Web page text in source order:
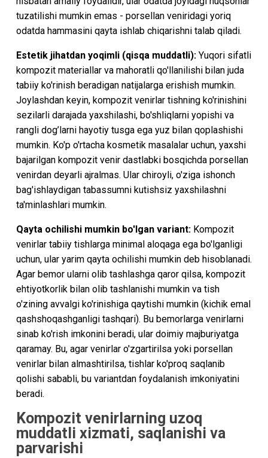
tuzatilishi mumkin emas - porsellan veniridagi yoriq
odatda hammasini qayta ishlab chiqarishni talab qiladi.
Estetik jihatdan yoqimli (qisqa muddatli):Yuqori sifatli
kompozit materiallar va mahoratli qo'llanilishi bilan juda
tabiiy ko'rinish beradigan natijalarga erishish mumkin.
Joylashdan keyin, kompozit venirlar tishning ko'rinishini
sezilarli darajada yaxshilashi, bo'shliqlarni yopishi va
rangli dog’larni hayotiy tusga ega yuz bilan qoplashishi
mumkin. Ko'p o'rtacha kosmetik masalalar uchun, yaxshi
bajarilgan kompozit venir dastlabki bosqichda porsellan
venirdan deyarli ajralmas. Ular chiroyli, o'ziga ishonch
bag'ishlaydigan tabassumni kutishsiz yaxshilashni
ta'minlashlari mumkin.
Qayta ochilishi mumkin bo'lgan variant:Kompozit
venirlar tabiiy tishlarga minimal aloqaga ega bo'lganligi
uchun, ular yarim qayta ochilishi mumkin deb hisoblanadi.
Agar bemor ularni olib tashlashga qaror qilsa, kompozit
ehtiyotkorlik bilan olib tashlanishi mumkin va tish
o'zining avvalgi ko'rinishiga qaytishi mumkin (kichik emal
qashshoqashganligi tashqari). Bu bemorlarga venirlarni
sinab ko'rish imkonini beradi, ular doimiy majburiyatga
qaramay. Bu, agar venirlar o'zgartirilsa yoki porsellan
venirlar bilan almashtirilsa, tishlar ko'proq saqlanib
qolishi sababli, bu variantdan foydalanish imkoniyatini
beradi.
Kompozit venirlarning uzoq
muddatli xizmati, saqlanishi va
parvarishi